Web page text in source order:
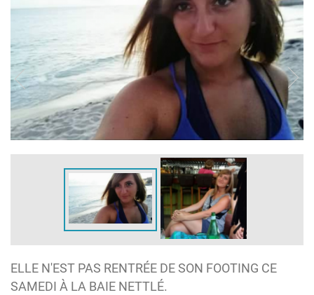
ELLE N'EST PAS RENTRÉE DE SON FOOTING CE
SAMEDI À LA BAIE NETTLÉ.